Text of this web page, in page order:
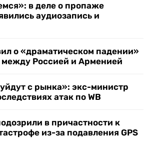
в деле о пропаже
аудиозапись и
о «драматическом падении»
между Россией и Арменией
с рынка»: экс-министр
атак по WB
в причастности к
из-за подавления GPS